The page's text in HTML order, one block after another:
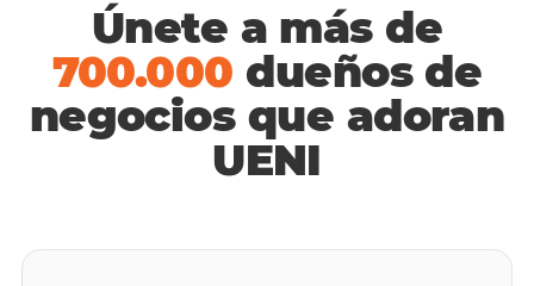
Únete a más de
700.000 dueños de
negocios que adoran
UENI